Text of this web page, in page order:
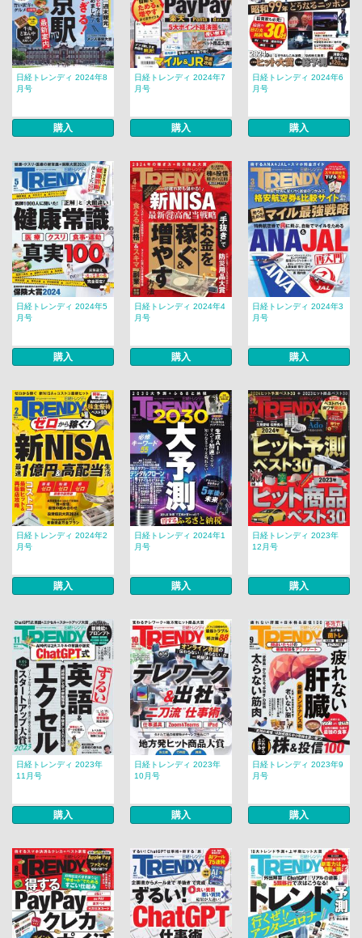
日経トレンディ 2024年8
月号
購入
日経トレンディ 2024年7
月号
購入
日経トレンディ 2024年6
月号
購入
日経トレンディ 2024年5
月号
購入
日経トレンディ 2024年4
月号
購入
日経トレンディ 2024年3
月号
購入
日経トレンディ 2024年2
月号
購入
日経トレンディ 2024年1
月号
購入
日経トレンディ 2023年
12月号
購入
日経トレンディ 2023年
11月号
購入
日経トレンディ 2023年
10月号
購入
日経トレンディ 2023年9
月号
購入